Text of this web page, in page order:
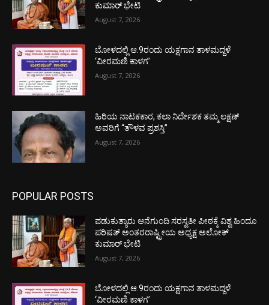
ಕುಮಾರ್ ಭೇಟಿ
August 7, 2026
ಬೋಳದಲ್ಲಿ ಆ.9ರಂದು ಯಕ್ಷಗಾನ ತಾಳಮದ್ದಳೆ
‘ವೀರಮಣಿ ಕಾಳಗ’
August 7, 2026
ಹಿರಿಯ ನಾಟಕಕಾರ, ಕಲಾ ನಿರ್ದೇಶಕ ತಮ್ಮ ಲಕ್ಷಣ್
ಅವರಿಗೆ “ತೌಳವ ಪ್ರಶಸ್ತಿ”
August 7, 2026
POPULAR POSTS
ಪಡುಕುತ್ಯಾರು ಆನೆಗುಂದಿ ಸರಸ್ವತೀ ಪೀಠಕ್ಕೆ ವಿಶ್ವ ಹಿಂದೂ
ಪರಿಷತ್ ಅಂತರರಾಷ್ಟ್ರೀಯ ಅಧ್ಯಕ್ಷ ಅಲೋಕ್
ಕುಮಾರ್ ಭೇಟಿ
August 7, 2026
ಬೋಳದಲ್ಲಿ ಆ.9ರಂದು ಯಕ್ಷಗಾನ ತಾಳಮದ್ದಳೆ
‘ವೀರಮಣಿ ಕಾಳಗ’